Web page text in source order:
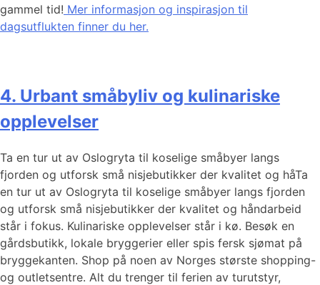
gammel tid! Mer informasjon og inspirasjon til
dagsutflukten finner du her.
4. Urbant småbyliv og kulinariske
opplevelser
Ta en tur ut av Oslogryta til koselige småbyer langs
fjorden og utforsk små nisjebutikker der kvalitet og håTa
en tur ut av Oslogryta til koselige småbyer langs fjorden
og utforsk små nisjebutikker der kvalitet og håndarbeid
står i fokus. Kulinariske opplevelser står i kø. Besøk en
gårdsbutikk, lokale bryggerier eller spis fersk sjømat på
bryggekanten. Shop på noen av Norges største shopping-
og outletsentre. Alt du trenger til ferien av turutstyr,